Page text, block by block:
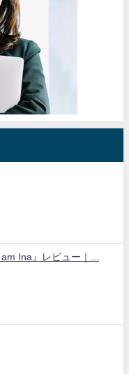
Ina』レビュー｜...